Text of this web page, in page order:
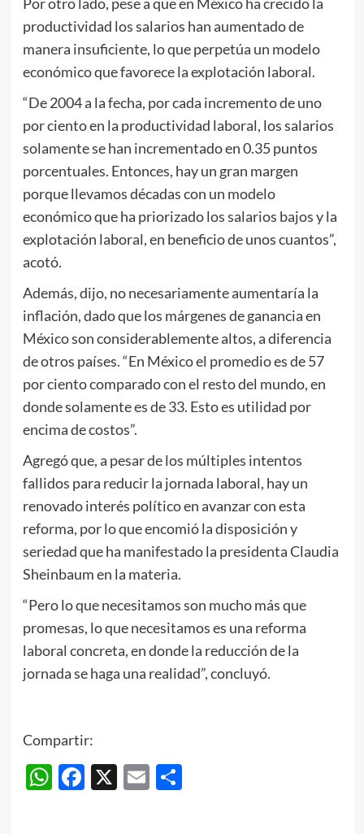
productividad los salarios han aumentado de
manera insuficiente, lo que perpetúa un modelo
económico que favorece la explotación laboral.
“De 2004 a la fecha, por cada incremento de uno
por ciento en la productividad laboral, los salarios
solamente se han incrementado en 0.35 puntos
porcentuales. Entonces, hay un gran margen
porque llevamos décadas con un modelo
económico que ha priorizado los salarios bajos y la
explotación laboral, en beneficio de unos cuantos”,
acotó.
Además, dijo, no necesariamente aumentaría la
inflación, dado que los márgenes de ganancia en
México son considerablemente altos, a diferencia
de otros países. “En México el promedio es de 57
por ciento comparado con el resto del mundo, en
donde solamente es de 33. Esto es utilidad por
encima de costos”.
Agregó que, a pesar de los múltiples intentos
fallidos para reducir la jornada laboral, hay un
renovado interés político en avanzar con esta
reforma, por lo que encomió la disposición y
seriedad que ha manifestado la presidenta Claudia
Sheinbaum en la materia.
“Pero lo que necesitamos son mucho más que
promesas, lo que necesitamos es una reforma
laboral concreta, en donde la reducción de la
jornada se haga una realidad”, concluyó.
Compartir:
WhatsApp
Facebook
X EmailCompartir